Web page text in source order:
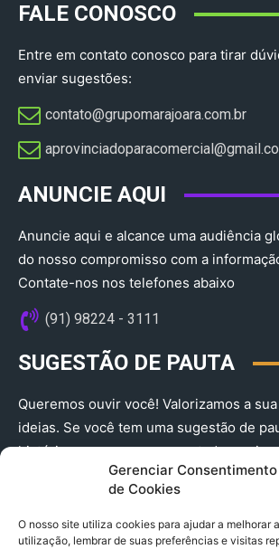
Gerenciar Consentimento
de Cookies
O nosso site utiliza cookies para ajudar a melhorar
utilização, lembrar de suas preferências e visitas
FALE CONOSCO
Entre em contato conosco para tirar
enviar sugestões:
contato@grupomarajoara.com.br
ANUNCIE AQUI
Anuncie aqui e alcance uma audiência
do nosso compromisso com a
Contate-nos nos telefones abaixo
(91) 98224 - 3111
SUGESTÃO DE PAUTA
Queremos ouvir você! Valorizamos a
ideias. Se você tem uma sugestão de
história que merece ser contada, envie-
(91) 98224 - 3111